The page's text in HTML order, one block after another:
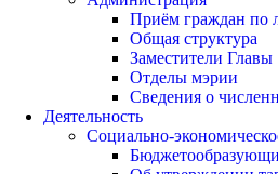
Приём граждан по
Общая структура
Заместители Главы
Отделы мэрии
Сведения о
Деятельность
Социально-